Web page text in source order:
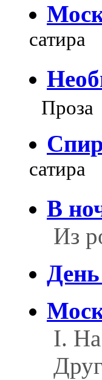
сатира
Проза
сатира
В
Из
I.